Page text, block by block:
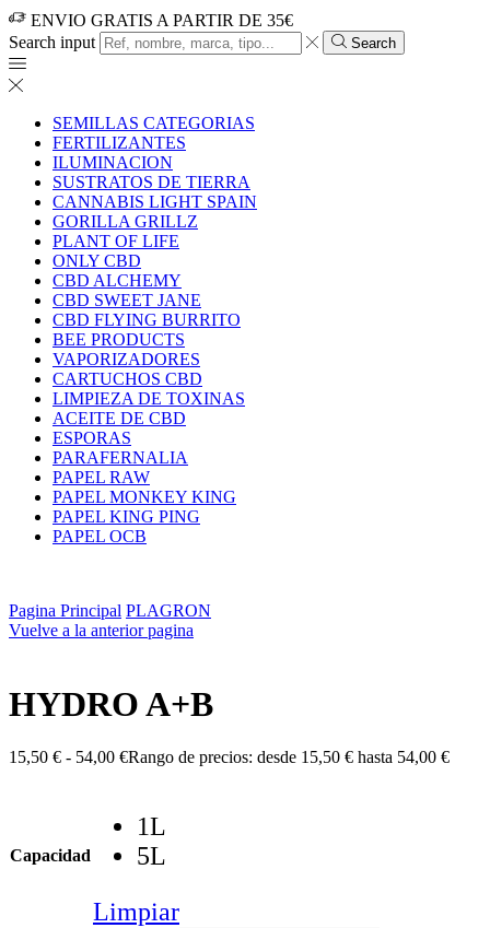
ENVIO GRATIS A PARTIR DE 35€
Search input
Search
SEMILLAS CATEGORIAS
FERTILIZANTES
ILUMINACION
SUSTRATOS DE TIERRA
CANNABIS LIGHT SPAIN
GORILLA GRILLZ
PLANT OF LIFE
ONLY CBD
CBD ALCHEMY
CBD SWEET JANE
CBD FLYING BURRITO
BEE PRODUCTS
VAPORIZADORES
CARTUCHOS CBD
LIMPIEZA DE TOXINAS
ACEITE DE CBD
ESPORAS
PARAFERNALIA
PAPEL RAW
PAPEL MONKEY KING
PAPEL KING PING
PAPEL OCB
Pagina Principal PLAGRON
Vuelve a la anterior pagina
HYDRO A+B
15,50 € - 54,00 €Rango de precios: desde 15,50 € hasta 54,00 €
Capacidad
1L
5L
Limpiar